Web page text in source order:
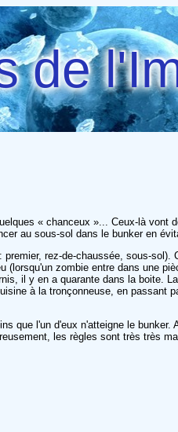
de
« chanceux »... Ceux-là
au sous-sol dans le bunker en
rez-de-chaussée, sous-
zombie entre dans une
il y en a quarante dans la boite.
à la tronçonneuse, en
que l'un d'eux n'atteigne le
les règles sont très très